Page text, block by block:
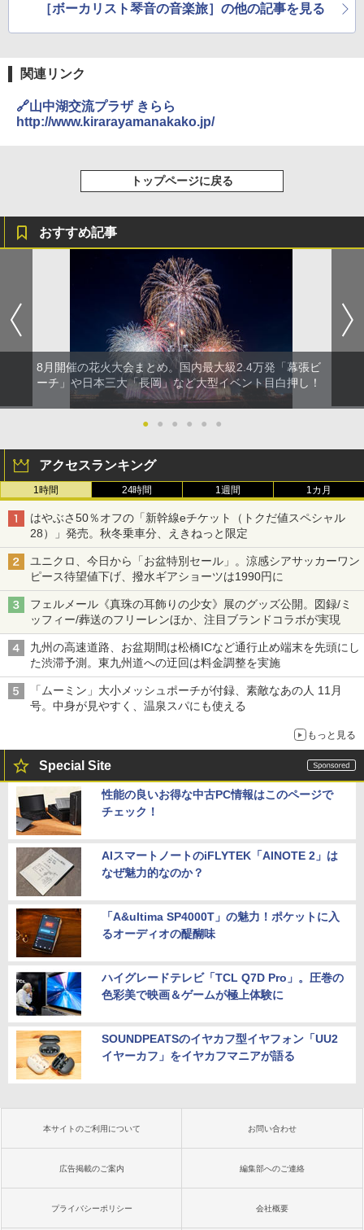
［ボーカリスト琴音の音楽旅］の他の記事を見る
関連リンク
🔗山中湖交流プラザ きらら
http://www.kirarayamanakako.jp/
トップページに戻る
おすすめ記事
8月開催の花火大会まとめ。国内最大級2.4万発「幕張ビ
ーチ」や日本三大「長岡」など大型イベント目白押し！
● ● ● ● ● ●
アクセスランキング
1時間 24時間 1週間 1カ月
はやぶさ50％オフの「新幹線eチケット（トクだ値スペシャル
28）」発売。秋冬乗車分、えきねっと限定
ユニクロ、今日から「お盆特別セール」。涼感シアサッカーワン
ピース待望値下げ、撥水ギアショーツは1990円に
フェルメール《真珠の耳飾りの少女》展のグッズ公開。図録/ミ
ッフィー/葬送のフリーレンほか、注目ブランドコラボが実現
九州の高速道路、お盆期間は松橋ICなど通行止め端末を先頭にし
た渋滞予測。東九州道への迂回は料金調整を実施
「ムーミン」大小メッシュポーチが付録、素敵なあの人 11月
号。中身が見やすく、温泉スパにも使える
もっと見る
Special Site
性能の良いお得な中古PC情報はこのページで
チェック！
AIスマートノートのiFLYTEK「AINOTE 2」は
なぜ魅力的なのか？
「A&ultima SP4000T」の魅力！ポケットに入
るオーディオの醍醐味
ハイグレードテレビ「TCL Q7D Pro」。圧巻の
色彩美で映画＆ゲームが極上体験に
SOUNDPEATSのイヤカフ型イヤフォン「UU2
イヤーカフ」をイヤカフマニアが語る
本サイトのご利用について お問い合わせ
広告掲載のご案内 編集部へのご連絡
プライバシーポリシー 会社概要